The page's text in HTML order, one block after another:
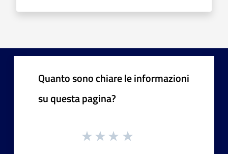
Quanto sono chiare le informazioni
su questa pagina?